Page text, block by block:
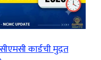
कार्डची मुदत